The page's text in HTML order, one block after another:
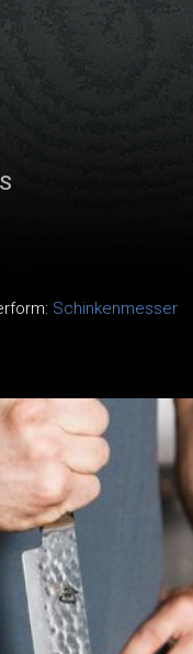
Schinkenmesser